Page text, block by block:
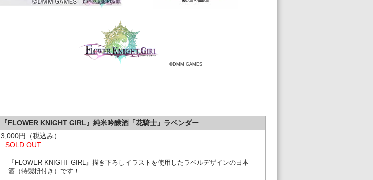
©DMM GAMES
『FLOWER KNIGHT GIRL』純米吟醸酒「花騎士」ラベンダー
3,000円（税込み）
SOLD OUT
『FLOWER KNIGHT GIRL』描き下ろしイラストを使用したラベルデザインの日本
酒（特製枡付き）です！